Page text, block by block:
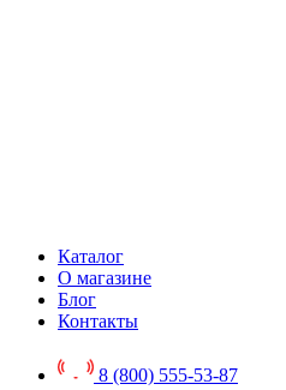
Каталог
О магазине
Блог
Контакты
8 (800) 555-53-87